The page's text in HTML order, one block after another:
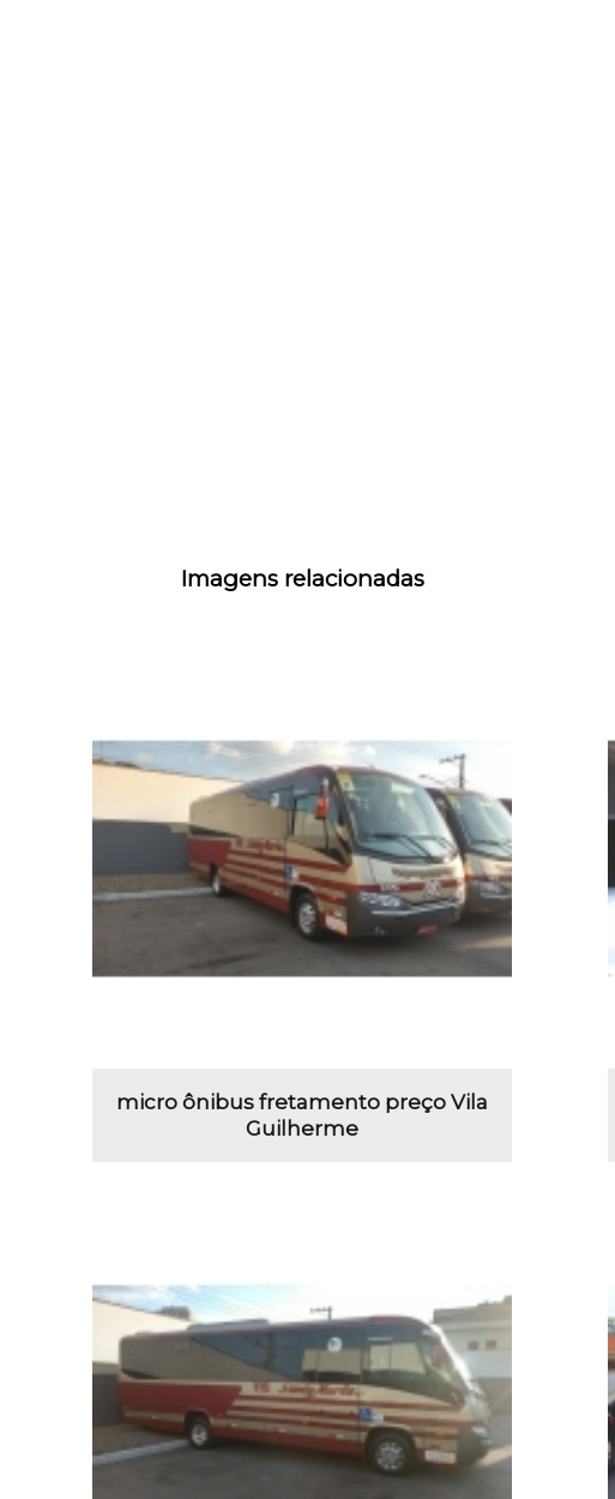
Imagens relacionadas
micro ônibus fretamento preço Vila
Guilherme